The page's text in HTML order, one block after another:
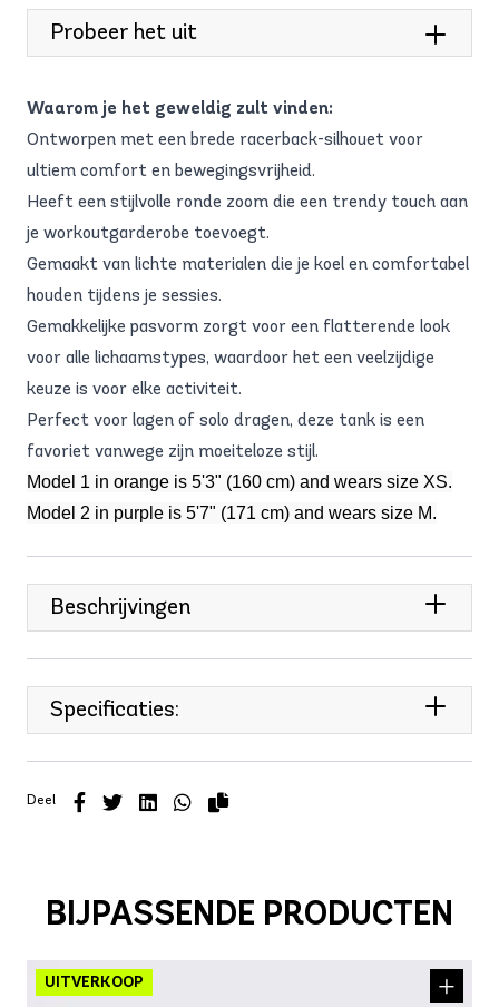
Probeer het uit
Waarom je het geweldig zult vinden:
Ontworpen met een brede racerback-silhouet voor
ultiem comfort en bewegingsvrijheid.
Heeft een stijlvolle ronde zoom die een trendy touch aan
je workoutgarderobe toevoegt.
Gemaakt van lichte materialen die je koel en comfortabel
houden tijdens je sessies.
Gemakkelijke pasvorm zorgt voor een flatterende look
voor alle lichaamstypes, waardoor het een veelzijdige
keuze is voor elke activiteit.
Perfect voor lagen of solo dragen, deze tank is een
favoriet vanwege zijn moeiteloze stijl.
Model 1 in orange is 5'3" (160 cm) and wears size XS.
Model 2 in purple is 5'7" (171 cm) and wears size M.
Beschrijvingen
Specificaties:
Deel
BIJPASSENDE PRODUCTEN